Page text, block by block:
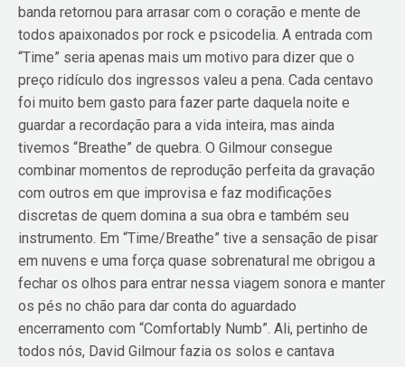
banda retornou para arrasar com o coração e mente de
todos apaixonados por rock e psicodelia. A entrada com
“Time” seria apenas mais um motivo para dizer que o
preço ridículo dos ingressos valeu a pena. Cada centavo
foi muito bem gasto para fazer parte daquela noite e
guardar a recordação para a vida inteira, mas ainda
tivemos “Breathe” de quebra. O Gilmour consegue
combinar momentos de reprodução perfeita da gravação
com outros em que improvisa e faz modificações
discretas de quem domina a sua obra e também seu
instrumento. Em “Time/Breathe” tive a sensação de pisar
em nuvens e uma força quase sobrenatural me obrigou a
fechar os olhos para entrar nessa viagem sonora e manter
os pés no chão para dar conta do aguardado
encerramento com “Comfortably Numb”. Ali, pertinho de
todos nós, David Gilmour fazia os solos e cantava